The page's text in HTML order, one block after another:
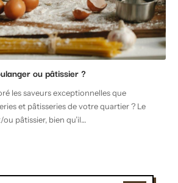
ou pâtissier ?
les saveurs exceptionnelles que
et pâtisseries de votre quartier ? Le
pâtissier, bien qu’il…